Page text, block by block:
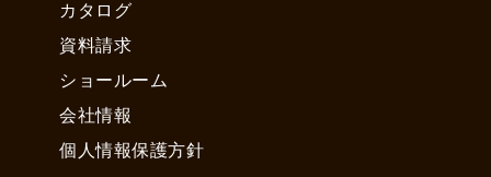
カタログ
資料請求
ショールーム
会社情報
個人情報保護方針